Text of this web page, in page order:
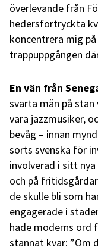
överlevande från
hedersförtryckta
koncentrera mig
trappuppgången
En vän från
svarta män på
vara jazzmusiker,
bevåg – innan
sorts svenska för
involverad i sitt
och på
de skulle bli som
engagerade i
hade moderns ord
stannat kvar: ”Om